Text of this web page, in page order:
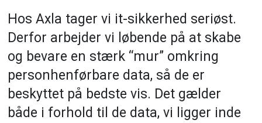
Hos Axla tager vi it-sikkerhed seriøst.
Derfor arbejder vi løbende på at skabe
og bevare en stærk “mur” omkring
personhenførbare data, så de er
beskyttet på bedste vis. Det gælder
både i forhold til de data, vi ligger inde